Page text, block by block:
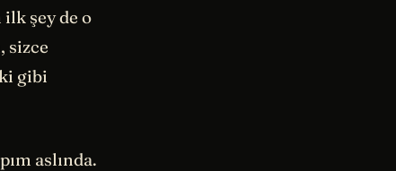
şey de o
sizce
gibi
aslında.